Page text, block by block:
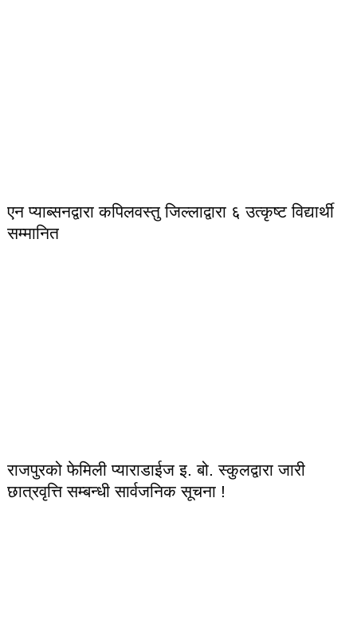
एन प्याब्सनद्वारा कपिलवस्तु जिल्लाद्वारा ६ उत्कृष्ट विद्यार्थी
सम्मानित
राजपुरको फेमिली प्याराडाईज इ. बो. स्कुलद्वारा जारी
छात्रवृत्ति सम्बन्धी सार्वजनिक सूचना !